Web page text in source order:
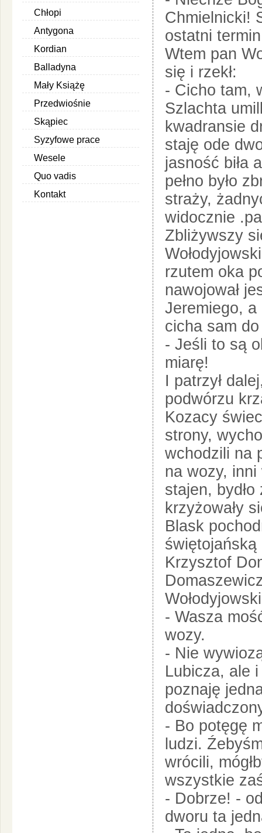
Chłopi
Antygona
Kordian
Balladyna
Mały Książę
Przedwiośnie
Skąpiec
Syzyfowe prace
Wesele
Quo vadis
Kontakt
Chmielnicki!
ostatni
Wtem pan
się i rzekł:
- Cicho tam,
Szlachta
kwadransie
staję ode
jasność biła
pełno było
straży,
widocznie
Zbliżywszy
rzutem oka
nawojował
Jeremiego, a
cicha sam
- Jeśli to są
miarę!
I patrzył
podwórzu
Kozacy
strony,
wchodzili na
na wozy,
stajen,
krzyżowały
Blask
Krzysztof
- Wasza
wozy.
- Nie
Lubicza, ale
poznaję
- Bo potęgę
ludzi.
wrócili,
wszystkie
- Dobrze! -
dworu ta